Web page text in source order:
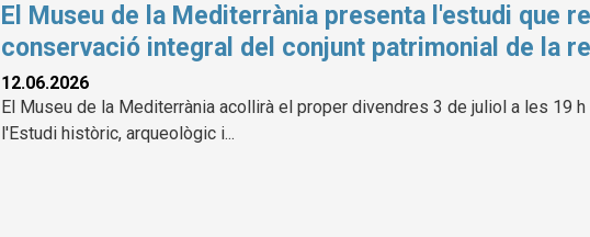
El Museu de la Mediterrània presenta l'estudi que
conservació integral del conjunt patrimonial de la
12.06.2026
El Museu de la Mediterrània acollirà el proper divendres 3 de juliol a les 19
l'Estudi històric, arqueològic i...